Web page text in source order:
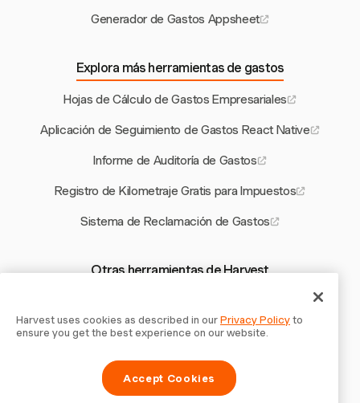
Generador de Gastos Appsheet
Explora más herramientas de gastos
Hojas de Cálculo de Gastos Empresariales
Aplicación de Seguimiento de Gastos React Native
Informe de Auditoría de Gastos
Registro de Kilometraje Gratis para Impuestos
Sistema de Reclamación de Gastos
Otras herramientas de Harvest
Generador de Acuerdos de Subcontratación
Plantilla de Factura para Publicidad
Calculadora de Presupuesto de Proyecto
Harvest uses cookies as described in ourPrivacy Policyto
ensure you get the best experience on our website.
Accept Cookies